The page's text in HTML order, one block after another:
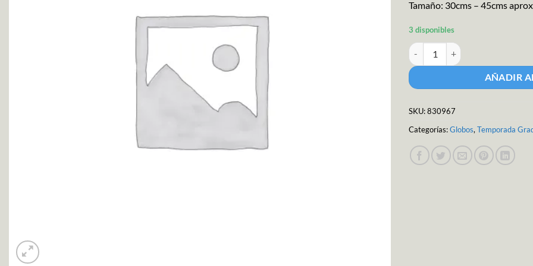
Tamaño: 30cms – 45cms
3 disponibles
M.g. Globo Metalico Generico 18c
AÑADIR
SKU:830967
Categorías:Globos, Temporada